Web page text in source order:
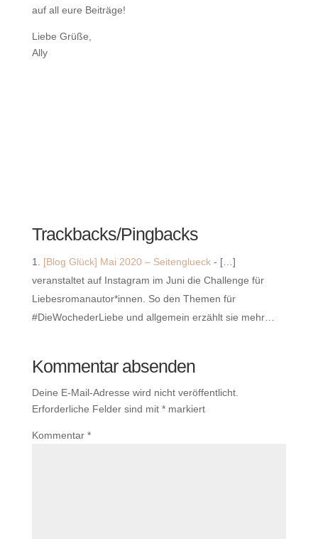
auf all eure Beiträge!
Liebe Grüße,
Ally
Trackbacks/Pingbacks
[Blog Glück] Mai 2020 – Seitenglueck- […]
veranstaltet auf Instagram im Juni die Challenge für
Liebesromanautor*innen. So den Themen für
#DieWochederLiebe und allgemein erzählt sie mehr…
Kommentar absenden
Deine E-Mail-Adresse wird nicht veröffentlicht.
Erforderliche Felder sind mit *markiert
Kommentar *